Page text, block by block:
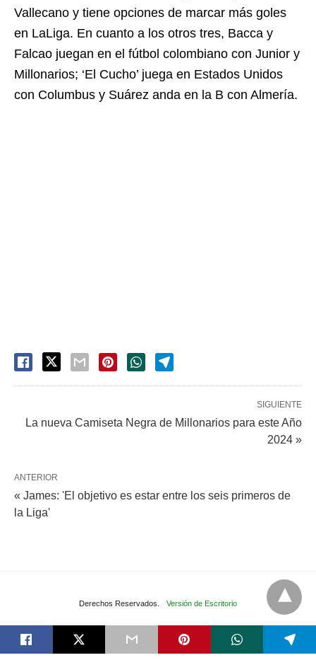
Vallecano y tiene opciones de marcar más goles
en LaLiga. En cuanto a los otros tres, Bacca y
Falcao juegan en el fútbol colombiano con Junior y
Millonarios; ‘El Cucho’ juega en Estados Unidos
con Columbus y Suárez anda en la B con Almería.
SIGUIENTE
La nueva Camiseta Negra de Millonarios para este Año
2024 »
ANTERIOR
« James: 'El objetivo es estar entre los seis primeros de
la Liga'
Derechos Reservados. Versión de Escritorio